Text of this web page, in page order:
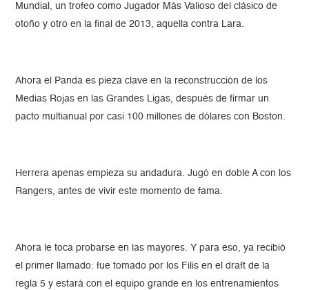
Mundial, un trofeo como Jugador Más Valioso del clásico de
otoño y otro en la final de 2013, aquella contra Lara.
Ahora el Panda es pieza clave en la reconstrucción de los
Medias Rojas en las Grandes Ligas, después de firmar un
pacto multianual por casi 100 millones de dólares con Boston.
Herrera apenas empieza su andadura. Jugó en doble A con los
Rangers, antes de vivir este momento de fama.
Ahora le toca probarse en las mayores. Y para eso, ya recibió
el primer llamado: fue tomado por los Filis en el draft de la
regla 5 y estará con el equipo grande en los entrenamientos